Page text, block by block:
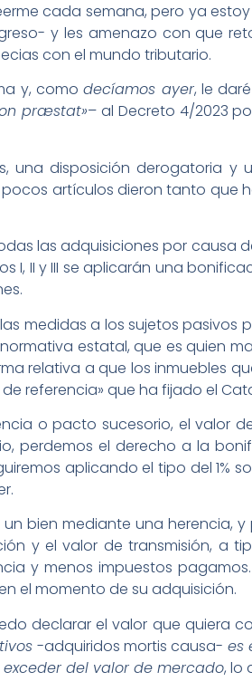
cada semana, pero ya
y les amenazo con que
con el mundo tributario.
y, comodecíamos ayer, le
præstat»– al Decreto 4/2023
una disposición derogatoria
artículos dieron tanto que
las adquisiciones por causa
II y III se aplicarán una
medidas a los sujetos
estatal, que es quien
relativa a que los inmuebles
referencia» que ha fijado el
o pacto sucesorio, el valor
perdemos el derecho a la
aplicando el tipo del 1%
bien mediante una herencia,
y el valor de transmisión, a
y menos impuestos
el momento de su adquisición.
declarar el valor que quiera
-adquiridos mortis causa- es
exceder del valor de mercado, lo